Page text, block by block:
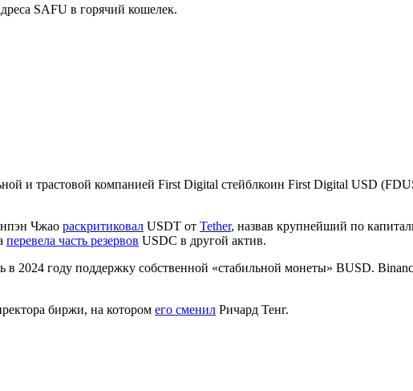
SAFU в горячий кошелек.
и трастовой компанией First Digital стейблкоин First Digital USD
Чжао раскритиковал USDT от Tether, назвав крупнейший по
перевела часть резервов USDC в другой актив.
в 2024 году поддержку собственной «стабильной монеты» BUSD.
биржи, на котором его сменил Ричард Тенг.